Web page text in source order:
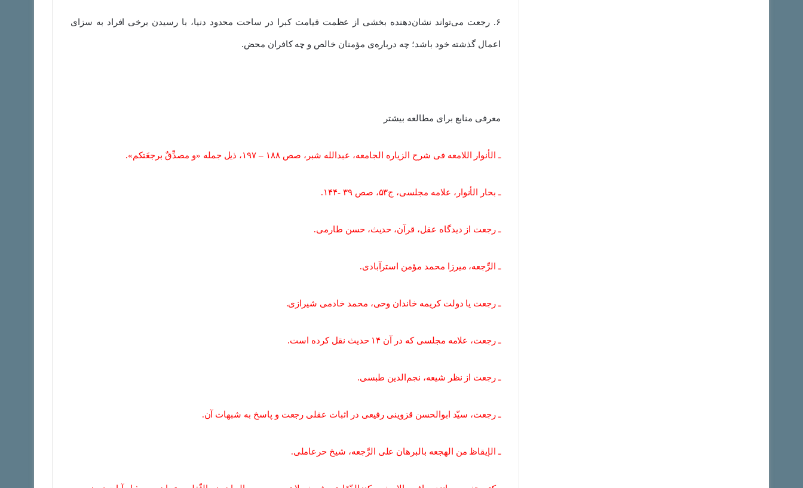
۶. رجعت می‌تواند نشان‌دهنده بخشی از عظمت قیامت کبرا در ساحت محدود دنیا، با رسیدن برخی افراد به سزای
اعمال گذشته خود باشد؛ چه درباره‌ی مؤمنان خالص و چه کافران محض.
معرفی منابع برای مطالعه بیشتر
ـ الأنوار اللامعه فی شرح الزیاره الجامعه، عبدالله شبر، صص ۱۸۸ – ۱۹۷، ذیل جمله «و مصدِّقٌ برجعَتکم».
ـ بحار الأنوار ، علامه مجلسی، ج۵۳، صص ۳۹ -۱۴۴.
ـ رجعت از دیدگاه عقل، قرآن، حدیث، حسن طارمی.
ـ الرِّجعه، میرزا محمد مؤمن استرآبادی.
ـ رجعت یا دولت کریمه خاندان وحی، محمد خادمی شیرازی.
ـ رجعت، علامه مجلسی که در آن ۱۴ حدیث نقل کرده است.
ـ رجعت از نظر شیعه، نجم‌الدین طبسی.
ـ رجعت، سیّد ابوالحسن قزوینی رفیعی در اثبات عقلی رجعت و پاسخ به شبهات آن.
ـ الإیقاظ من الهجعه بالبرهان علی الرَّجعه، شیخ حر‌عاملی.